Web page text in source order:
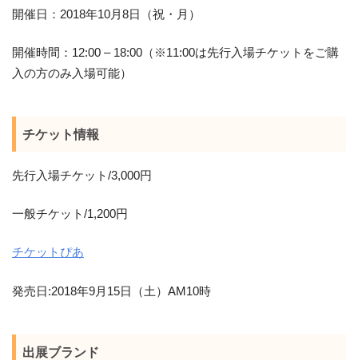
開催日：2018年10月8日（祝・月）
開催時間：12:00 – 18:00（※11:00は先行入場チケットをご購
入の方のみ入場可能）
チケット情報
先行入場チケット/3,000円
一般チケット/1,200円
チケットぴあ
発売日:2018年9月15日（土）AM10時
出展ブランド